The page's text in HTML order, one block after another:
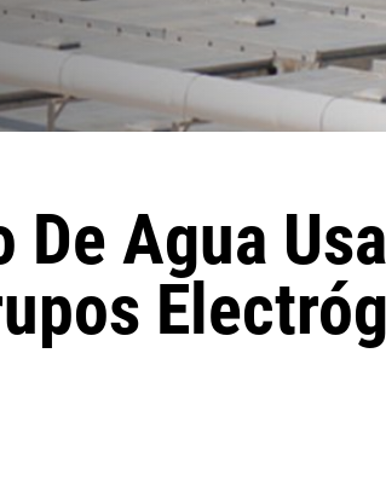
Agua Usa